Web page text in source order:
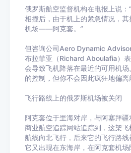
俄罗斯航空监督机构在电报上说：
相撞后，由于机上的紧急情况，其
机场——阿克套。”
但咨询公司Aero Dynamic
布拉菲亚（Richard Aboulafia）
会导致飞机降落在最近的可用机场
的控制，但你不会因此疯狂地偏离
飞行路线上的俄罗斯机场被关闭
阿克套位于里海对岸，与阿塞拜疆
商业航空追踪网站追踪到，这架
航线向北飞行，后来它的飞行路
它又出现在东海岸，在阿克套机